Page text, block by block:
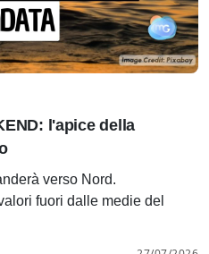
l'apice della
verso Nord.
fuori dalle medie del